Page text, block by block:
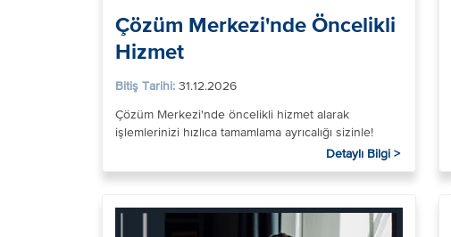
Çözüm Merkezi'nde Öncelikli
Hizmet
Bitiş Tarihi: 31.12.2026
Çözüm Merkezi'nde öncelikli hizmet alarak
işlemlerinizi hızlıca tamamlama ayrıcalığı sizinle!
Detaylı Bilgi >